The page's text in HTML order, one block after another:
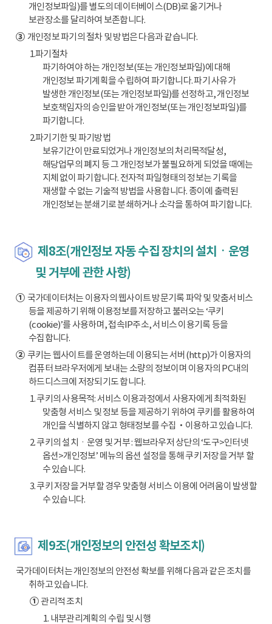
개인정보파일)를 별도의 데이터베이스(DB)로 옮기거나
보관장소를 달리하여 보존합니다.
③개인정보 파기의 절차 및 방법은 다음과 같습니다.
1.파기절차
파기하여야 하는 개인정보(또는 개인정보파일)에 대해
개인정보 파기계획을 수립하여 파기합니다. 파기 사유가
발생한 개인정보(또는 개인정보파일)를 선정하고, 개인정보
보호책임자의 승인을 받아 개인정보(또는 개인정보파일)를
파기합니다.
2.파기기한 및 파기방법
보유기간이 만료되었거나 개인정보의 처리목적달성,
해당업무의 폐지 등 그 개인정보가 불필요하게 되었을 때에는
지체 없이 파기합니다. 전자적 파일형태의 정보는 기록을
재생할 수 없는 기술적 방법을 사용합니다. 종이에 출력된
개인정보는 분쇄기로 분쇄하거나 소각을 통하여 파기합니다.
제8조(개인정보 자동 수집 장치의 설치ㆍ운영
및 거부에 관한 사항)
①국가데이터처는 이용자의 웹사이트 방문기록 파악 및 맞춤서비스
등을 제공하기 위해 이용정보를 저장하고 불러오는 ‘쿠키
(cookie)’를 사용하며, 접속IP주소, 서비스 이용기록 등을
수집합니다.
②쿠키는 웹사이트를 운영하는데 이용되는 서버(http)가 이용자의
컴퓨터 브라우저에게 보내는 소량의 정보이며 이용자의 PC내의
하드디스크에 저장되기도 합니다.
1. 쿠키의 사용목적: 서비스 이용과정에서 사용자에게 최적화된
맞춤형 서비스 및 정보 등을 제공하기 위하여 쿠키를 활용하여
개인을 식별하지 않고 형태정보를 수집‧이용하고 있습니다.
2. 쿠키의 설치ㆍ운영 및 거부 : 웹브라우저 상단의 ‘도구>인터넷
옵션>개인정보’ 메뉴의 옵션 설정을 통해 쿠키 저장을 거부 할
수 있습니다.
3. 쿠키 저장을 거부할 경우 맞춤형 서비스 이용에 어려움이 발생할
수 있습니다.
제9조(개인정보의 안전성 확보조치)
국가데이터처는 개인정보의 안전성 확보를 위해 다음과 같은 조치를
취하고 있습니다.
①관리적 조치
1. 내부관리계획의 수립 및 시행